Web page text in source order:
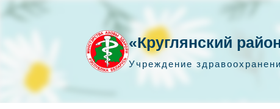
«Круглянский
Учреждение